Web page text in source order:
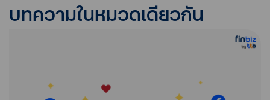
บทความในหมวดเดียวกัน